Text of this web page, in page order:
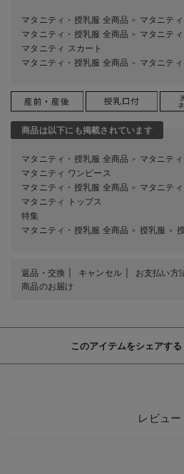
マタニティ・授乳服 全商品 ＞ マタニテ
マタニティ・授乳服 全商品 ＞ マタニテ
マタニティ スカート
マタニティ・授乳服 全商品 ＞ マタニテ
商品は以下にも掲載されています
マタニティ・授乳服 全商品 ＞ マタニテ
マタニティ ワンピース
マタニティ・授乳服 全商品 ＞ マタニテ
マタニティ トップス
特集
マタニティ・授乳服 全商品 ＞ 授乳服 ＞
返品・交換 キャンセル お支払い方
商品のお届け
このアイテムをシェアする
レビュー